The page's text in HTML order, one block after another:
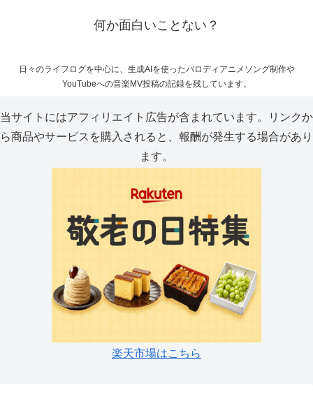
何か面白いことない？
日々のライフログを中心に、生成AIを使ったパロディアニメソング制作や
YouTubeへの音楽MV投稿の記録を残しています。
当サイトにはアフィリエイト広告が含まれています。リンクか
ら商品やサービスを購入されると、報酬が発生する場合があり
ます。
楽天市場はこちら